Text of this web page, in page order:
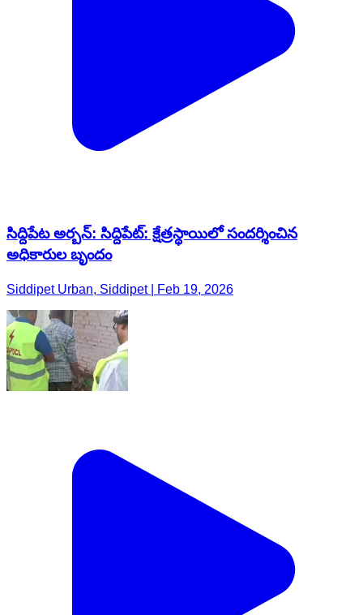
సిద్దిపేట అర్బన్: సిద్దిపేట్: క్షేత్రస్థాయిలో సందర్శించిన
అధికారుల బృందం
Siddipet Urban, Siddipet | Feb 19, 2026